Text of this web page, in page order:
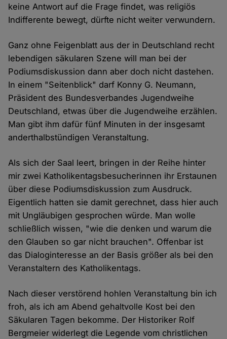
keine Antwort auf die Frage findet, was religiös
Indifferente bewegt, dürfte nicht weiter verwundern.
Ganz ohne Feigenblatt aus der in Deutschland recht
lebendigen säkularen Szene will man bei der
Podiumsdiskussion dann aber doch nicht dastehen.
In einem "Seitenblick" darf Konny G. Neumann,
Präsident des Bundesverbandes Jugendweihe
Deutschland, etwas über die Jugendweihe erzählen.
Man gibt ihm dafür fünf Minuten in der insgesamt
anderthalbstündigen Veranstaltung.
Als sich der Saal leert, bringen in der Reihe hinter
mir zwei Katholikentagsbesucherinnen ihr Erstaunen
über diese Podiumsdiskussion zum Ausdruck.
Eigentlich hatten sie damit gerechnet, dass hier auch
mit Ungläubigen gesprochen würde. Man wolle
schließlich wissen, "wie die denken und warum die
den Glauben so gar nicht brauchen". Offenbar ist
das Dialoginteresse an der Basis größer als bei den
Veranstaltern des Katholikentags.
Nach dieser verstörend hohlen Veranstaltung bin ich
froh, als ich am Abend gehaltvolle Kost bei den
Säkularen Tagen bekomme. Der Historiker Rolf
Bergmeier widerlegt die Legende vom christlichen